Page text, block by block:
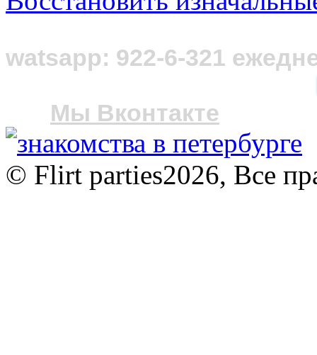
watsapp: 922-6-321
Мы Вконтакте
© Flirt parties2026, Все